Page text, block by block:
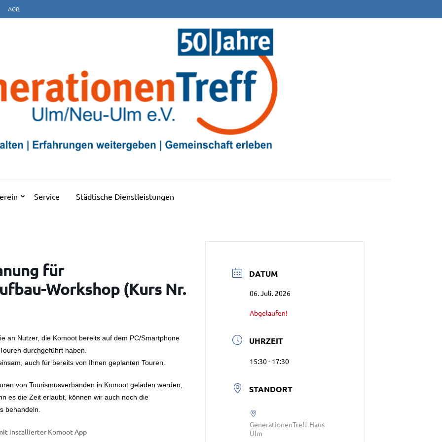
AGB
Service Städtische Dienstleistungen
für
Workshop (Kurs Nr.
an Nutzer, die Komoot bereits auf dem PC/Smartphone
durchgeführt haben.
auch für bereits von Ihnen geplanten Touren.
von Tourismusverbänden in Komoot geladen werden,
es die Zeit erlaubt, können wir auch noch die
behandeln.
installierter Komoot App
DATUM
06. Juli. 2026
Abgelaufen!
UHRZEIT
15:30 - 17:30
STANDORT
GenerationenTreff Haus
Ulm